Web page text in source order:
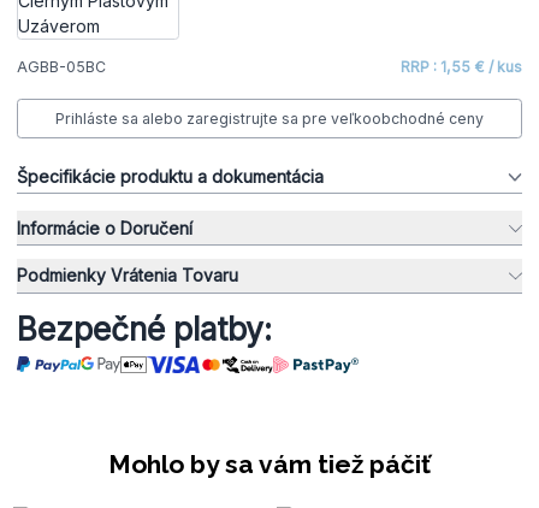
AGBB-05BC RRP : 1,55 € / kus
Prihláste sa alebo zaregistrujte sa pre veľkoobchodné ceny
Špecifikácie produktu a dokumentácia
Informácie o Doručení
Podmienky Vrátenia Tovaru
Bezpečné platby:
Mohlo by sa vám tiež páčiť